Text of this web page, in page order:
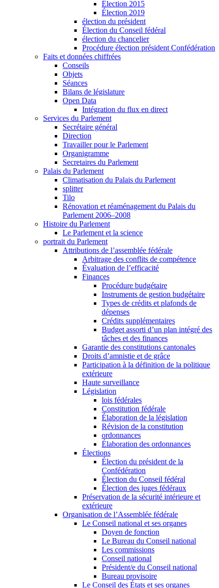
Élection 2015
Élection 2019
élection du président
Élection du Conseil fédéral
élection du chancelier
Procédure élection président Confédération
Faits et données chiffrées
Conseils
Objets
Séances
Bilans de législature
Open Data
Intégration du flux en direct
Services du Parlement
Secrétaire général
Direction
Travailler pour le Parlement
Organigramme
Secretaires du Parlement
Palais du Parlement
Climatisation du Palais du Parlement
splitter
Tilo
Rénovation et réaménagement du Palais du
Parlement 2006–2008
Histoire du Parlement
Le Parlement et la science
portrait du Parlement
Attributions de l’assemblée fédérale
Arbitrage des conflits de compétence
Évaluation de l’efficacité
Finances
Procédure budgétaire
Instruments de gestion budgétaire
Types de crédits et plafonds de
dépenses
Crédits supplémentaires
Budget assorti d’un plan intégré des
tâches et des finances
Garantie des constitutions cantonales
Droits d’amnistie et de grâce
Participation à la définition de la politique
extérieure
Haute surveillance
Législation
lois fédérales
Constitution fédérale
Élaboration de la législation
Révision de la constitution
ordonnances
Élaboration des ordonnances
Élections
Élection du président de la
Confédération
Élection du Conseil fédéral
Élection des juges fédéraux
Préservation de la sécurité intérieure et
extérieure
Organisation de l’Assemblée fédérale
Le Conseil national et ses organes
Doyen de fonction
Le Bureau du Conseil national
Les commissions
Conseil national
Président/e du Conseil national
Bureau provisoire
Le Conseil des États et ses organes